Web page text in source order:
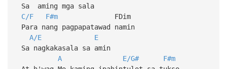
Sa aming mga sala
C/F
F#mFDim
Para nang pagpapatawad namin
A/E
E
Sa nagkakasala sa amin
A
E/G#
F#m